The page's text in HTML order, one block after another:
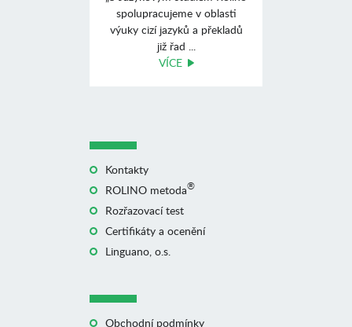
spolupracujeme v oblasti
výuky cizí jazyků a překladů
již řad ...
VÍCE
Kontakty
ROLINO metoda®
Rozřazovací test
Certifikáty a ocenění
Linguano, o.s.
Obchodní podmínky